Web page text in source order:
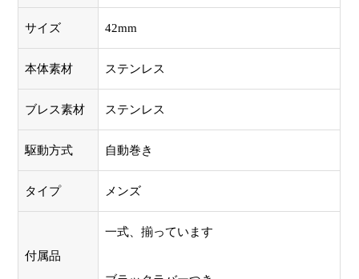
サイズ 42mm
本体素材 ステンレス
ブレス素材 ステンレス
駆動方式 自動巻き
タイプ メンズ
付属品
一式、揃っています